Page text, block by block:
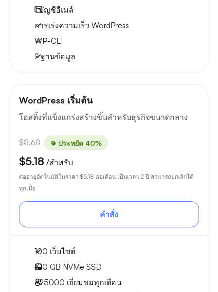
1บัญชีอีเมล์
การเร่งความเร็ว WordPress
WP-CLI
2 ฐานข้อมูล
WordPress เริ่มต้น
โฮสติ้งที่แข็งแกร่งสร้างขึ้นสำหรับธุรกิจขนาดกลาง
$8.68 ประหยัด 40%
$5.18 /สำหรับ
ต่ออายุอัตโนมัติในราคา $5.18 ต่อเดือน เป็นเวลา 2 ปี สามารถยกเลิกได้
ทุกเมื่อ
คำสั่ง
100 เว็บไซต์
100 GB NVMe SSD
~25000 เยี่ยมชมทุกเดือน